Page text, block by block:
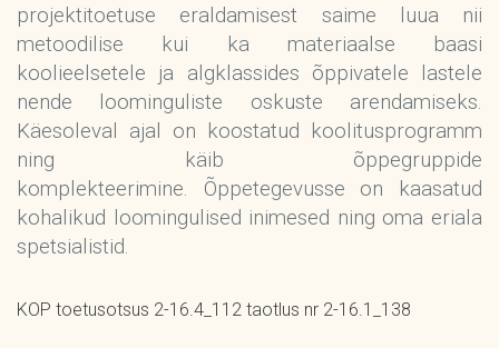
projektitoetuse eraldamisest saime luua nii
metoodilise kui ka materiaalse baasi
koolieelsetele ja algklassides õppivatele lastele
nende loominguliste oskuste arendamiseks.
Käesoleval ajal on koostatud koolitusprogramm
ning käib õppegruppide
komplekteerimine. Õppetegevusse on kaasatud
kohalikud loomingulised inimesed ning oma eriala
spetsialistid.
KOP toetusotsus 2-16.4_112 taotlus nr 2-16.1_138